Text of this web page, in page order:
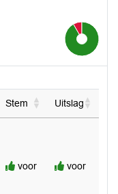
Stem Uitslag
voor voor